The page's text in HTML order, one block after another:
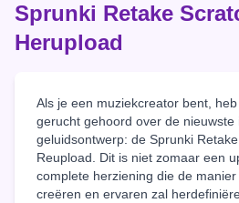
Sprunki Retake
Herupload
Als je een muziekcreator bent,
gerucht gehoord over de nieuwste
geluidsontwerp: de Sprunki
Reupload. Dit is niet zomaar een
complete herziening die de
creëren en ervaren zal